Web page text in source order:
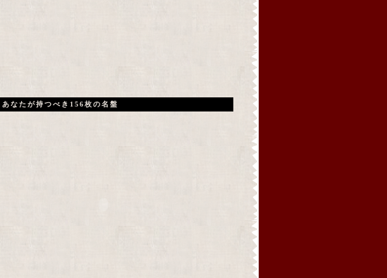
あなたが持つべき156枚の名盤